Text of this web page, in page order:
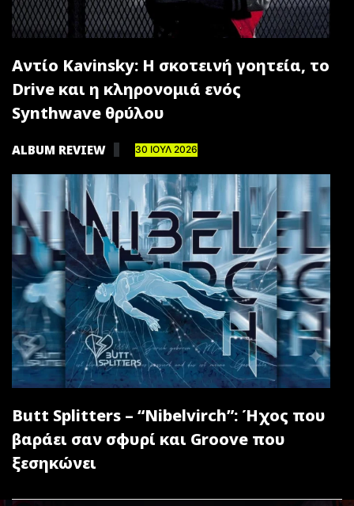
Αντίο Kavinsky: Η σκοτεινή γοητεία, το
Drive και η κληρονομιά ενός
Synthwave θρύλου
ALBUM REVIEW 30 ΙΟΥΛ 2026
Butt Splitters – “Nibelvirch”: Ήχος που
βαράει σαν σφυρί και Groove που
ξεσηκώνει